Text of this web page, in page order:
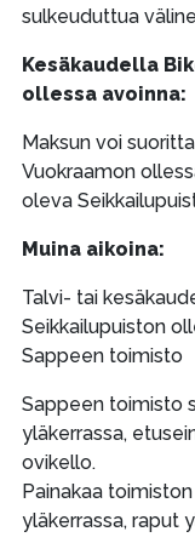
sulkeuduttua
Kesäkaudella
ollessa avoinna:
Maksun voi
Vuokraamon
oleva
Muina aikoina:
Talvi- tai
Seikkailupuiston
Sappeen toimisto
Sappeen toimisto
yläkerrassa,
ovikello.
Painakaa
yläkerrassa, raput